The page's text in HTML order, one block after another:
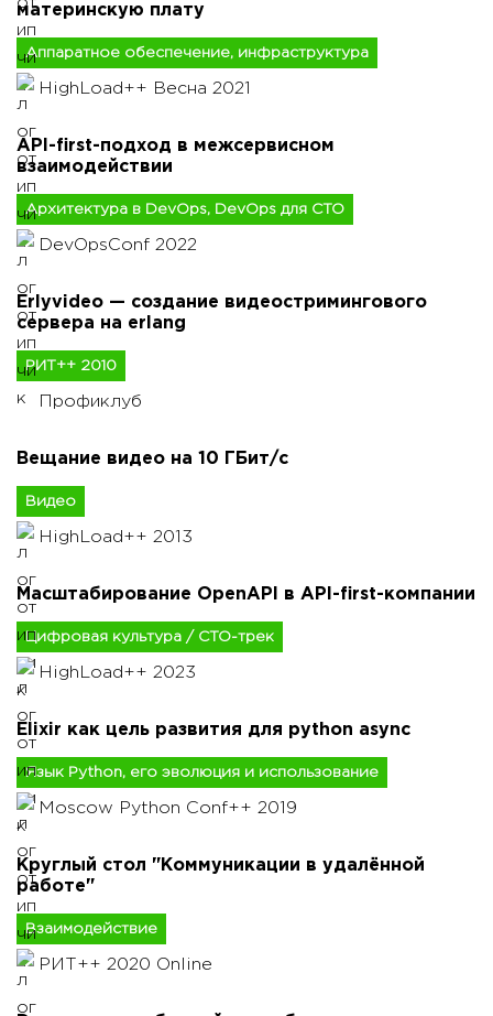
материнскую плату
Аппаратное обеспечение, инфраструктура
HighLoad++ Весна 2021
API-first-подход в межсервисном
взаимодействии
Архитектура в DevOps, DevOps для CTO
DevOpsConf 2022
Erlyvideo — создание видеостримингового
сервера на erlang
РИТ++ 2010
Профиклуб
Вещание видео на 10 ГБит/с
Видео
HighLoad++ 2013
Масштабирование OpenAPI в API-first-компании
Цифровая культура / CTO-трек
HighLoad++ 2023
Elixir как цель развития для python async
Язык Python, его эволюция и использование
Moscow Python Conf++ 2019
Круглый стол "Коммуникации в удалённой
работе"
Взаимодействие
РИТ++ 2020 Online